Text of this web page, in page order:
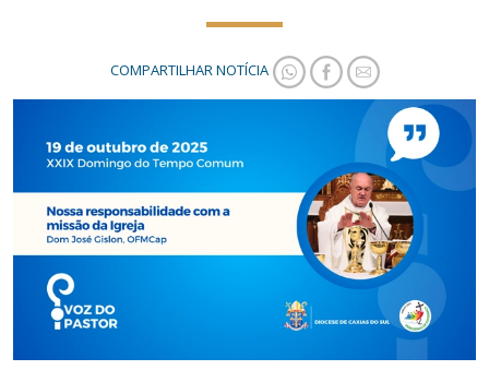
COMPARTILHAR NOTÍCIA